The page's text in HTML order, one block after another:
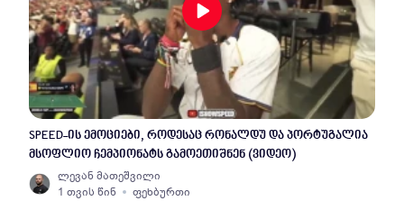
SPEED-ის ემოციები, როდესაც რონალდუ და პორტუგალია
მსოფლიო ჩემპიონატს გამოეთიშნენ (ვიდეო)
ლევან მათეშვილი
1 თვის წინ
ფეხბურთი